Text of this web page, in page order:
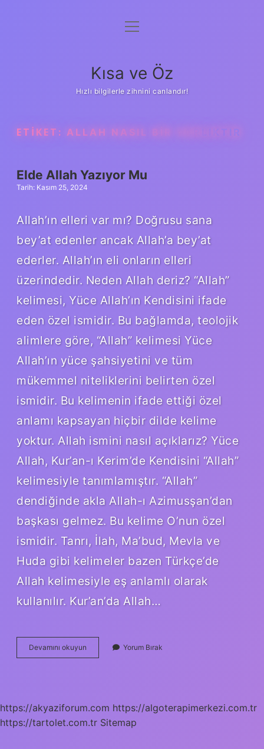
Anasayfa
Yasal Uyarı
menüyü
Kısa ve Öz
Hızlı bilgilerle zihnini canlandır!
ETIKET: ALLAH NASIL BIR VARLIKTIR
Elde Allah Yazıyor Mu
Tarih: Kasım 25, 2024
Allah’ın elleri var mı? Doğrusu sana
bey’at edenler ancak Allah’a bey’at
ederler. Allah’ın eli onların elleri
üzerindedir. Neden Allah deriz? “Allah”
kelimesi, Yüce Allah’ın Kendisini ifade
eden özel ismidir. Bu bağlamda, teolojik
alimlere göre, “Allah” kelimesi Yüce
Allah’ın yüce şahsiyetini ve tüm
mükemmel niteliklerini belirten özel
ismidir. Bu kelimenin ifade ettiği özel
anlamı kapsayan hiçbir dilde kelime
yoktur. Allah ismini nasıl açıklarız? Yüce
Allah, Kur’an-ı Kerim’de Kendisini “Allah”
kelimesiyle tanımlamıştır. “Allah”
dendiğinde akla Allah-ı Azimusşan’dan
başkası gelmez. Bu kelime O’nun özel
ismidir. Tanrı, İlah, Ma’bud, Mevla ve
Huda gibi kelimeler bazen Türkçe’de
Allah kelimesiyle eş anlamlı olarak
kullanılır. Kur’an’da Allah…
Devamını okuyun
Allah
Yorum Bırak
https://akyaziforum.com https://algoterapimerkezi.com.tr
https://tartolet.com.tr Sitemap